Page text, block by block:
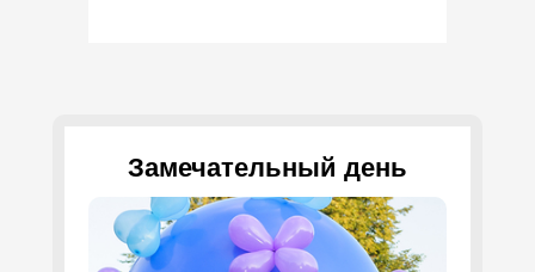
Замечательный день